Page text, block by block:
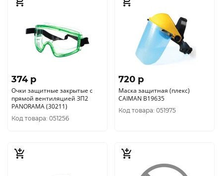
374 p
Очки защитные закрытые с
прямой вентиляцией ЗП2
PANORAMA (30211)
Код товара: 051256
720 p
Маска защитная (плекс)
CAIMAN B19635
Код товара: 051975